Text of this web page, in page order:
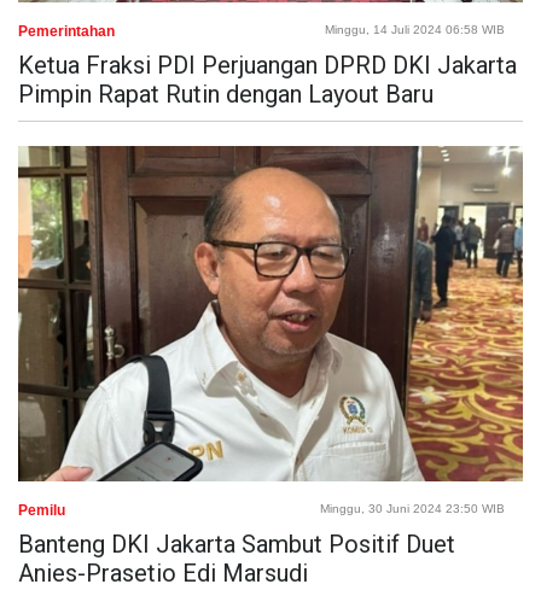
Pemerintahan Minggu, 14 Juli 2024 06:58 WIB
Ketua Fraksi PDI Perjuangan DPRD DKI Jakarta
Pimpin Rapat Rutin dengan Layout Baru
Pemilu Minggu, 30 Juni 2024 23:50 WIB
Banteng DKI Jakarta Sambut Positif Duet
Anies-Prasetio Edi Marsudi